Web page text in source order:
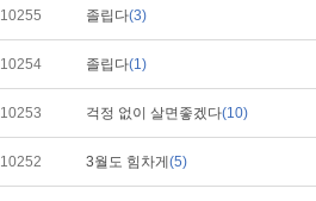
10255 졸립다(3)
10254 졸립다(1)
10253 걱정 없이 살면좋겠다(10)
10252 3월도 힘차게 (5)